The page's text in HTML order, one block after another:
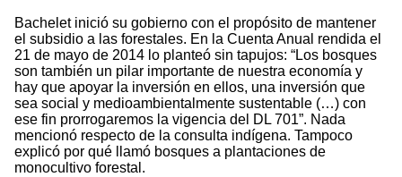
Bachelet inició su gobierno con el propósito de mantener
el subsidio a las forestales. En la Cuenta Anual rendida el
21 de mayo de 2014 lo planteó sin tapujos: “Los bosques
son también un pilar importante de nuestra economía y
hay que apoyar la inversión en ellos, una inversión que
sea social y medioambientalmente sustentable (…) con
ese fin prorrogaremos la vigencia del DL 701”. Nada
mencionó respecto de la consulta indígena. Tampoco
explicó por qué llamó bosques a plantaciones de
monocultivo forestal.